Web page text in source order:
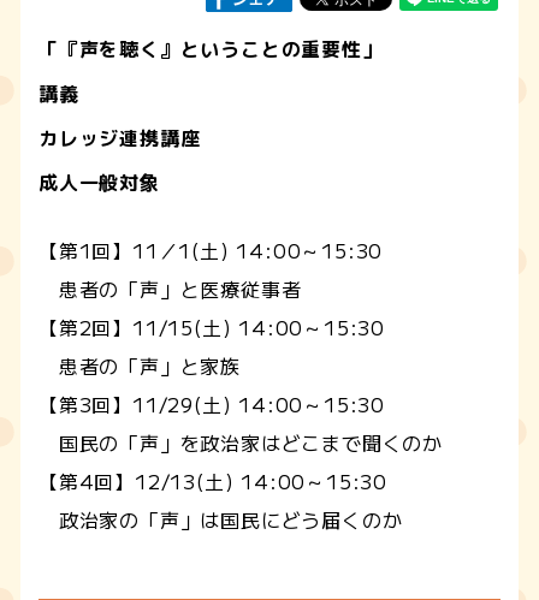
「『声を聴く』ということの重要性」
講義
カレッジ連携講座
成人一般対象
【第1回】11／1(土) 14:00～15:30
患者の「声」と医療従事者
【第2回】11/15(土) 14:00～15:30
患者の「声」と家族
【第3回】11/29(土) 14:00～15:30
国民の「声」を政治家はどこまで聞くのか
【第4回】12/13(土) 14:00～15:30
政治家の「声」は国民にどう届くのか